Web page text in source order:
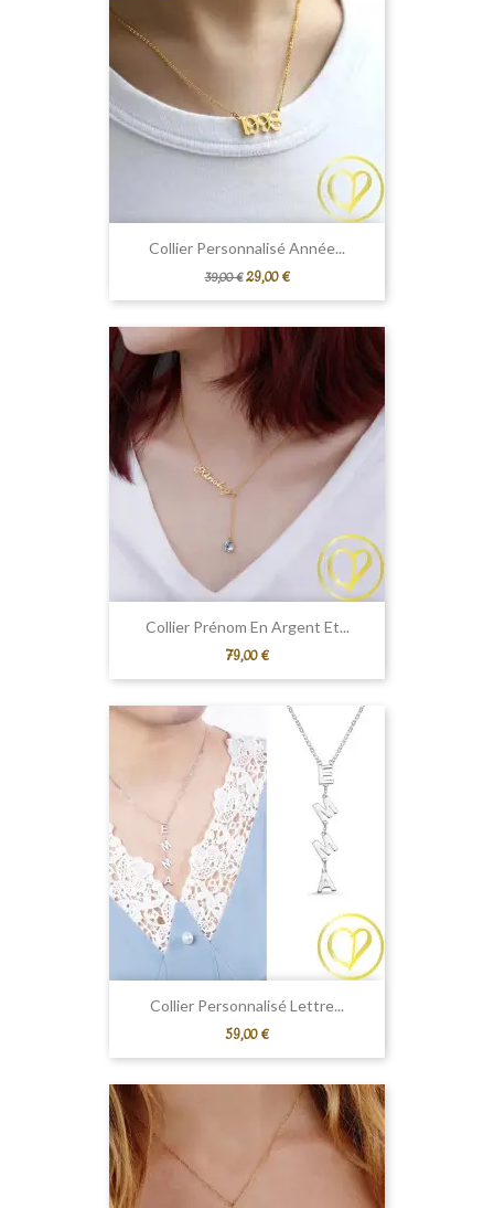
Collier Personnalisé Année...
Prix
de
39,00 € Prix
29,00 €
Collier Prénom En Argent Et...
Prix
79,00 €
Collier Personnalisé Lettre...
Prix
59,00 €